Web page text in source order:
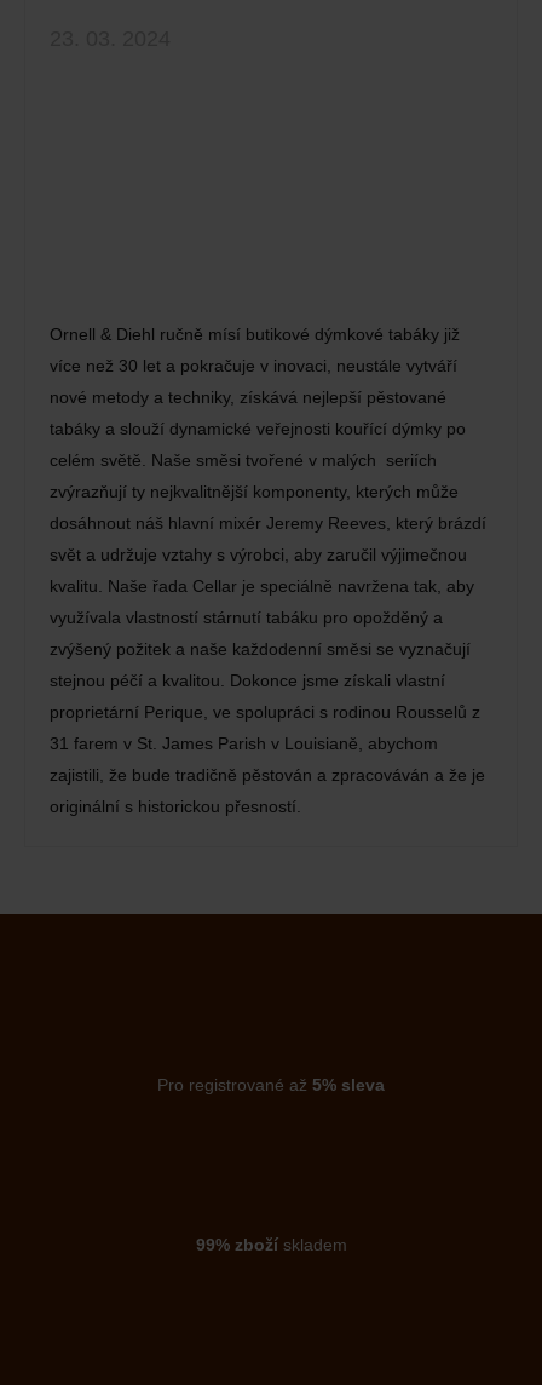
Ornell & Diehl ručně mísí butikové dýmkové tabáky již
více než 30 let a pokračuje v inovaci, neustále vytváří
nové metody a techniky, získává nejlepší pěstované
tabáky a slouží dynamické veřejnosti kouřící dýmky po
celém světě. Naše směsi tvořené v malých seriích
zvýrazňují ty nejkvalitnější komponenty, kterých může
dosáhnout náš hlavní mixér Jeremy Reeves, který brázdí
svět a udržuje vztahy s výrobci, aby zaručil výjimečnou
kvalitu. Naše řada Cellar je speciálně navržena tak, aby
využívala vlastností stárnutí tabáku pro opožděný a
zvýšený požitek a naše každodenní směsi se vyznačují
stejnou péčí a kvalitou. Dokonce jsme získali vlastní
proprietární Perique, ve spolupráci s rodinou Rousselů z
31 farem v St. James Parish v Louisianě, abychom
zajistili, že bude tradičně pěstován a zpracováván a že je
originální s historickou přesností.
Pro registrované až 5% sleva
99% zbožískladem